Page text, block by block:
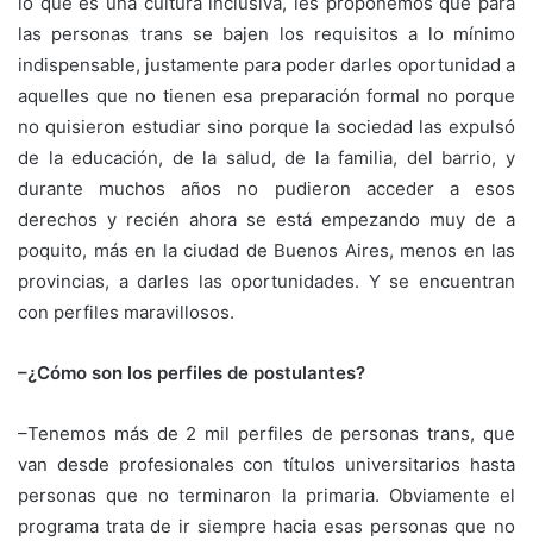
las personas trans se bajen los requisitos a lo mínimo
indispensable, justamente para poder darles oportunidad a
aquelles que no tienen esa preparación formal no porque
no quisieron estudiar sino porque la sociedad las expulsó
de la educación, de la salud, de la familia, del barrio, y
durante muchos años no pudieron acceder a esos
derechos y recién ahora se está empezando muy de a
poquito, más en la ciudad de Buenos Aires, menos en las
provincias, a darles las oportunidades. Y se encuentran
con perfiles maravillosos.
–¿Cómo son los perfiles de postulantes?
–Tenemos más de 2 mil perfiles de personas trans, que
van desde profesionales con títulos universitarios hasta
personas que no terminaron la primaria. Obviamente el
programa trata de ir siempre hacia esas personas que no